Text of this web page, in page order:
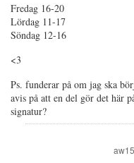
Fredag 16-20
Lördag 11-17
Söndag 12-16
<3
Ps. funderar på om jag ska
avis på att en del gör det här
signatur?